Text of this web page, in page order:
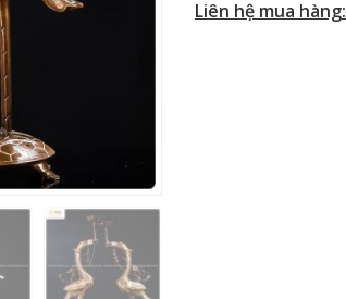
Liên hệ mua hàng: